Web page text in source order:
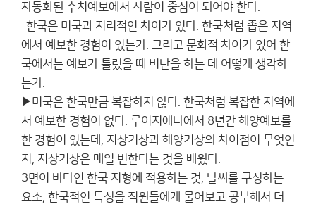
자동화된 수치예보에서 사람이 중심이 되어야 한다.
-한국은 미국과 지리적인 차이가 있다. 한국처럼 좁은 지역
에서 예보한 경험이 있는가. 그리고 문화적 차이가 있어 한
국에서는 예보가 틀렸을 때 비난을 하는 데 어떻게 생각하
는가.
▶미국은 한국만큼 복잡하지 않다. 한국처럼 복잡한 지역에
서 예보한 경험이 없다. 루이지애나에서 8년간 해양예보를
한 경험이 있는데, 지상기상과 해양기상의 차이점이 무엇인
지, 지상기상은 매일 변한다는 것을 배웠다.
3면이 바다인 한국 지형에 적용하는 것, 날씨를 구성하는
요소, 한국적인 특성을 직원들에게 물어보고 공부해서 더